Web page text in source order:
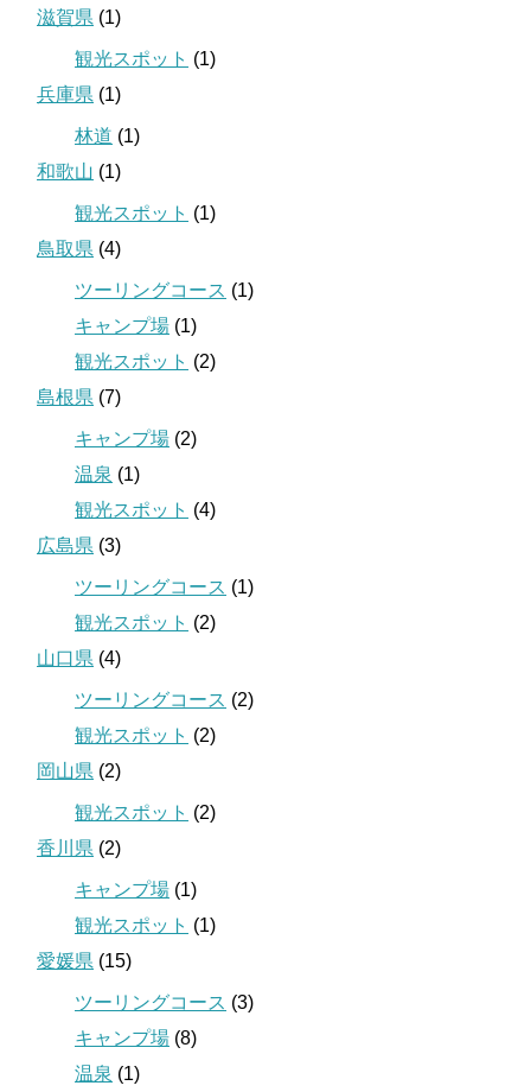
滋賀県 (1)
観光スポット (1)
兵庫県 (1)
林道 (1)
和歌山 (1)
観光スポット (1)
鳥取県 (4)
ツーリングコース (1)
キャンプ場 (1)
観光スポット (2)
島根県 (7)
キャンプ場 (2)
温泉 (1)
観光スポット (4)
広島県 (3)
ツーリングコース (1)
観光スポット (2)
山口県 (4)
ツーリングコース (2)
観光スポット (2)
岡山県 (2)
観光スポット (2)
香川県 (2)
キャンプ場 (1)
観光スポット (1)
愛媛県 (15)
ツーリングコース (3)
キャンプ場 (8)
温泉 (1)